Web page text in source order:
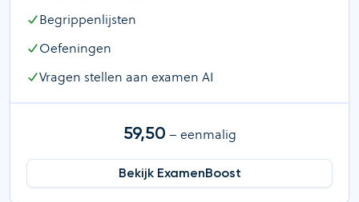
Begrippenlijsten
Oefeningen
Vragen stellen aan examen AI
59,50 – eenmalig
Bekijk ExamenBoost